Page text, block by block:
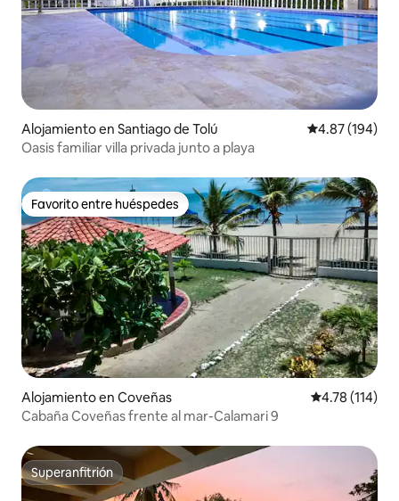
Alojamiento en Santiago de Tolú Calificación
4.87 (194)
Oasis familiar villa privada junto a playa
Favorito entre huéspedes
Favorito entre huéspedes
Alojamiento en Coveñas Calificación
4.78 (114)
Cabaña Coveñas frente al mar-Calamari 9
Superanfitrión
Superanfitrión